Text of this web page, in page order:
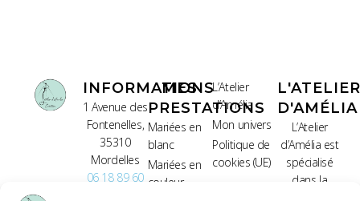
INFORMATIONS
1 Avenue des
Fontenelles,
35310
Mordelles
06 18 89 60
MES
PRESTATIONS
Mariées en
blanc
Mariées en
couleur
L’Atelier
d’Amélia
Mon univers
Politique de
cookies (UE)
L'ATELIER
D'AMÉLIA
L’Atelier
d’Amélia est
spécialisé
dans la